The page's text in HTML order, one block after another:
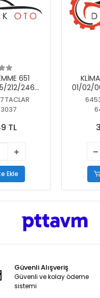
651
212/246
TACLAR
TL
Ekle
01/02/
Güvenli Alışveriş
Güvenli ve kolay ödeme
sistemi